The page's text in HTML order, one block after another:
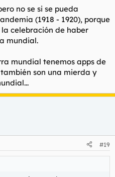
no se si se pueda
(1918 - 1920), porque
celebración de haber
mundial.
mundial tenemos apps de
son una mierda y
#19